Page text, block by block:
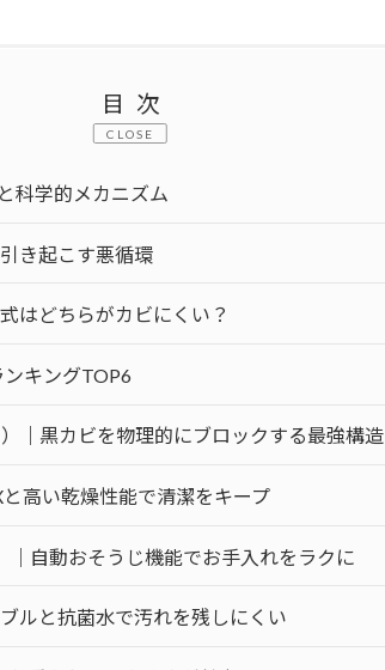
目次
CLOSE
科学的メカニズム
き起こす悪循環
はどちらがカビにくい？
ンキングTOP6
｜黒カビを物理的にブロックする最強構造
高い乾燥性能で清潔をキープ
自動おそうじ機能でお手入れをラクに
ルと抗菌水で汚れを残しにくい